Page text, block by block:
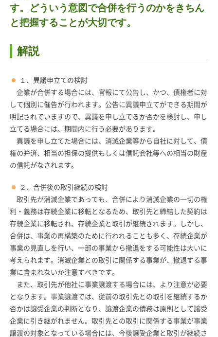
す。どういう意図で合併を行うのかをきちん
と把握することが大切です。
解説
１、異議申立ての検討
企業が合併する場合には、官報にて公告し、かつ、債権者に対
して個別に催告が行われます。公告に異議申立てができる期間が
明記されていますので、異議を申し立てるか否かを検討し、申し
立てる場合には、期間内に行う必要があります。
異議を申し立てた場合には、消滅企業等から自社に対して、債
権の弁済、相当の担保の提供もしくは信託会社等への相当の財産
の信託がなされます。
２、合併後の取引継続の検討
取引先が消滅企業であっても、合併により消滅企業の一切の権
利・義務は存続企業に移転となるため、取引先と締結した契約は
存続企業に移転され、存続企業と取引が継続されます。しかし、
合併は、事業の再構築のために行われることも多く、存続企業が
事業の見直しを行い、一部の事業から撤退をする可能性は大いに
考えられます。消滅企業との取引に関係する事業が、撤退する事
業に含まれないか注意すべきです。
また、取引先が他社に事業譲渡する場合には、より注意が必要
となります。事業譲渡では、従前の取引先との取引を継続するか
否かは譲受企業の判断となり、譲渡企業の債務は原則として譲受
企業に引き継がれません。取引先との取引に関係する事業が事業
譲渡の対象となっている場合には、今後譲受企業と取引が継続さ